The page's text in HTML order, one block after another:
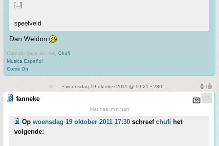
[..]
speelveld
Dan Weldon
Cuando haya sol, hay Chufi
Musica Español
Come On
• woensdag 19 oktober 2011 @ 19:21 • 280
fanneke
Met heel m'n hart
Op woensdag 19 oktober 2011 17:30 schreef chufi het
volgende: